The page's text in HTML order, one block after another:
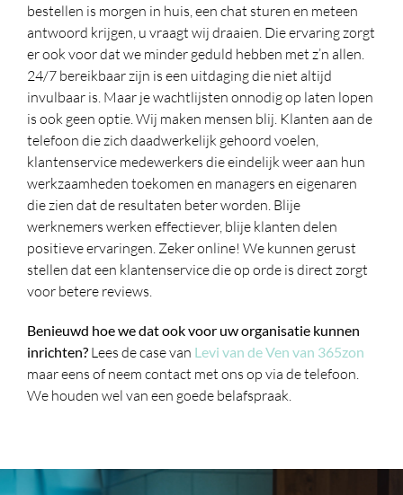
bestellen is morgen in huis, een chat sturen en meteen
antwoord krijgen, u vraagt wij draaien. Die ervaring zorgt
er ook voor dat we minder geduld hebben met z’n allen.
24/7 bereikbaar zijn is een uitdaging die niet altijd
invulbaar is. Maar je wachtlijsten onnodig op laten lopen
is ook geen optie. Wij maken mensen blij. Klanten aan de
telefoon die zich daadwerkelijk gehoord voelen,
klantenservice medewerkers die eindelijk weer aan hun
werkzaamheden toekomen en managers en eigenaren
die zien dat de resultaten beter worden. Blije
werknemers werken effectiever, blije klanten delen
positieve ervaringen. Zeker online! We kunnen gerust
stellen dat een klantenservice die op orde is direct zorgt
voor betere reviews.
Benieuwd hoe we dat ook voor uw organisatie kunnen
inrichten?Lees de case van Levi van de Ven van 365zon
maar eens of neem contact met ons op via de telefoon.
We houden wel van een goede belafspraak.